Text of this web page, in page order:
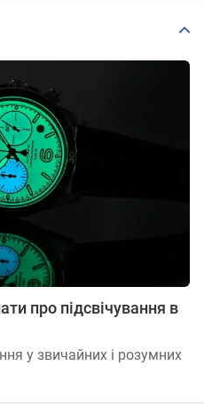
про підсвічування в
у звичайних і розумних